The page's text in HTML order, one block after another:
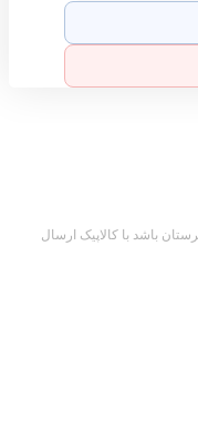
باشد با کالاپیک ارسال